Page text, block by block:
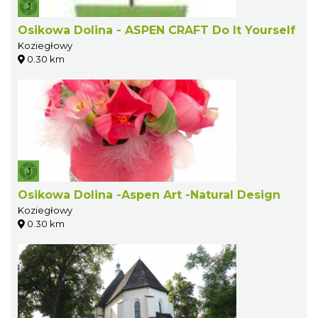
Osikowa Dolina - ASPEN CRAFT Do It Yourself
Koziegłowy
0.30 km
Osikowa Dolina -Aspen Art -Natural Design
Koziegłowy
0.30 km